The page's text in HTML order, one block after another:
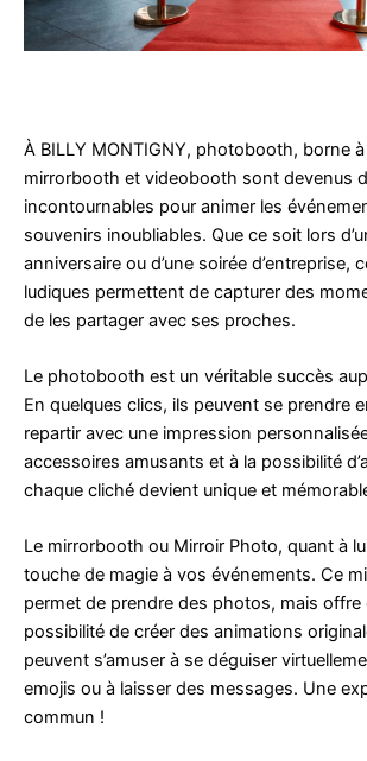
À BILLY MONTIGNY, photobooth, borne à
mirrorbooth et videobooth sont devenus
incontournables pour animer les
souvenirs inoubliables. Que ce soit lors
anniversaire ou d’une soirée d’entreprise,
ludiques permettent de capturer des
de les partager avec ses proches.
Le photobooth est un véritable succès
En quelques clics, ils peuvent se prendre
repartir avec une impression
accessoires amusants et à la possibilité
chaque cliché devient unique et
Le mirrorbooth ou Mirroir Photo, quant à
touche de magie à vos événements. Ce
permet de prendre des photos, mais offre
possibilité de créer des animations
peuvent s’amuser à se déguiser
emojis ou à laisser des messages. Une
commun !